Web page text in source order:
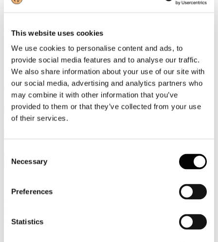
This website uses cookies
We use cookies to personalise content and ads, to
provide social media features and to analyse our traffic.
We also share information about your use of our site with
our social media, advertising and analytics partners who
may combine it with other information that you’ve
provided to them or that they’ve collected from your use
of their services.
Selection
Necessary
Preferences
Statistics
Video
Articoli e Interviste
Contatti
Tel. +39 320 57 80 986
Email segreteria@federturismo.it
Come aderire
Login
Federturismo Confindustria n. 21